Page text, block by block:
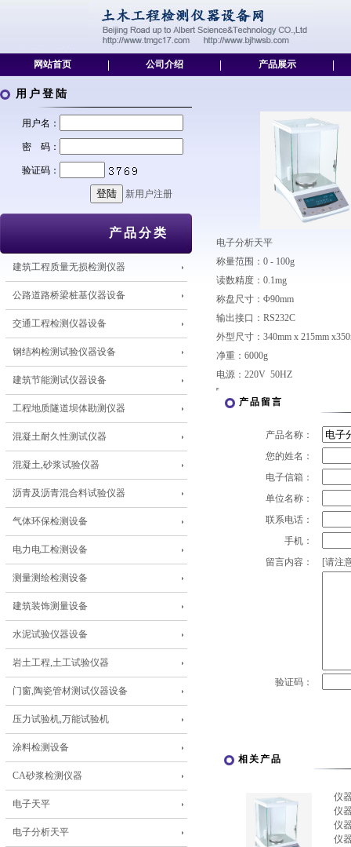
网站首页 公司介绍 产品展示
用户登陆
用户名：
密 码：
验证码：
新用户注册
产品分类
建筑工程质量无损检测仪器
公路道路桥梁桩基仪器设备
交通工程检测仪器设备
钢结构检测试验仪器设备
建筑节能测试仪器设备
工程地质隧道坝体勘测仪器
混凝土耐久性测试仪器
混凝土,砂浆试验仪器
沥青及沥青混合料试验仪器
气体环保检测设备
电力电工检测设备
测量测绘检测设备
建筑装饰测量设备
水泥试验仪器设备
岩土工程,土工试验仪器
门窗,陶瓷管材测试仪器设备
压力试验机,万能试验机
涂料检测设备
CA砂浆检测仪器
电子天平
电子分析天平
电子分析天平
称量范围：0 - 100g
读数精度：0.1mg
称盘尺寸：Φ90mm
输出接口：RS232C
外型尺寸：340mm x 215mm
净重：6000g
电源：220V 50HZ
产品留言
产品名称：
您的姓名：
电子信箱：
单位名称：
联系电话：
手机：
留言内容：
[请注
验证码：
相关产品
仪
仪
仪
仪